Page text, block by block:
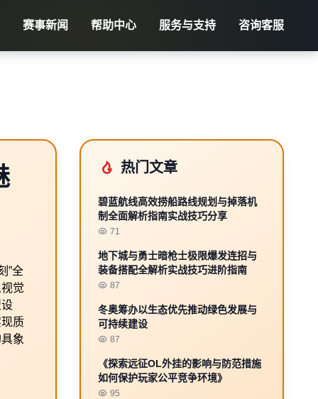
赛事新闻 帮助中心 服务与支持 咨询客服
”全
觉
质
象
热门文章
碧蓝航线高效捞船路线规划与掉落机
制全面解析指南实战技巧分享
71
地下城与勇士暗枪士极限爆发连招与
装备搭配全解析实战技巧进阶指南
87
冬奥筹办以生态优先推动绿色发展与
可持续建设
87
《探索远征OL外挂的影响与防范措施
如何保护玩家公平竞争环境》
95